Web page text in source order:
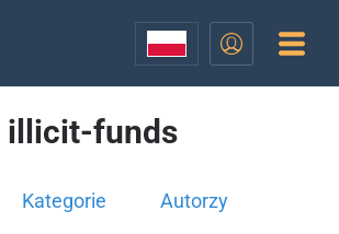
illicit-funds
Kategorie Autorzy